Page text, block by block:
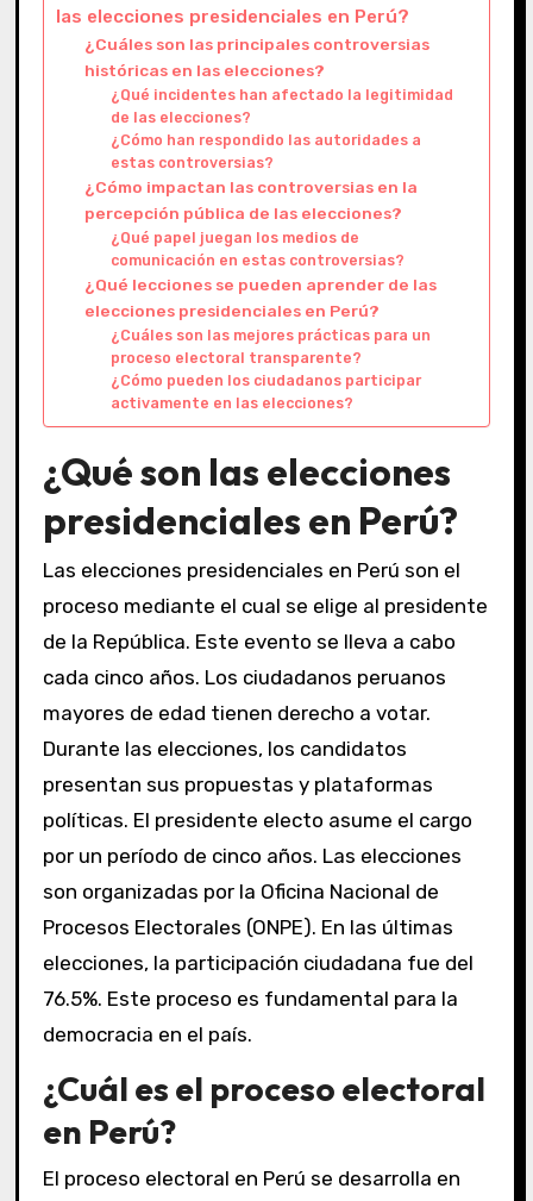
las elecciones presidenciales en Perú?
¿Cuáles son las principales controversias
históricas en las elecciones?
¿Qué incidentes han afectado la legitimidad
de las elecciones?
¿Cómo han respondido las autoridades a
estas controversias?
¿Cómo impactan las controversias en la
percepción pública de las elecciones?
¿Qué papel juegan los medios de
comunicación en estas controversias?
¿Qué lecciones se pueden aprender de las
elecciones presidenciales en Perú?
¿Cuáles son las mejores prácticas para un
proceso electoral transparente?
¿Cómo pueden los ciudadanos participar
activamente en las elecciones?
¿Qué son las elecciones
presidenciales en Perú?
Las elecciones presidenciales en Perú son el
proceso mediante el cual se elige al presidente
de la República. Este evento se lleva a cabo
cada cinco años. Los ciudadanos peruanos
mayores de edad tienen derecho a votar.
Durante las elecciones, los candidatos
presentan sus propuestas y plataformas
políticas. El presidente electo asume el cargo
por un período de cinco años. Las elecciones
son organizadas por la Oficina Nacional de
Procesos Electorales (ONPE). En las últimas
elecciones, la participación ciudadana fue del
76.5%. Este proceso es fundamental para la
democracia en el país.
¿Cuál es el proceso electoral
en Perú?
El proceso electoral en Perú se desarrolla en